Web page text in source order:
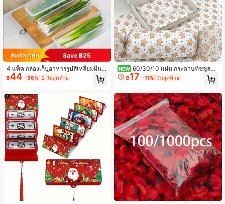
Save ฿25
4 แพ็ค กล่องเก็บอาหารรูปสี่เหลี่ยมผืนผ้
า พลาสติกที่ใช้ซ้ำได้ กล่องจัดระเบียบตู้
เย็น สำหรับหอมใหญ่ พาร์สลีย์ ผักชี กระ
วยมือได้ สิ่งจำเป็นในครัว
฿44 -36% 2 วันสุดท้าย
NEW 60/30/10 แผ่น กระดาษทิชชูลาย
คนขนมปังขิงคริสต์มาส (50 X 35 ซม.)
- ลายคนขนมปังขิง & ลายจุด เหมาะสำ
ปราะบาง & การตกแต่งวันหยุด (รวมลา
ยแถบไม้เท้าลูกกวาด ลายดาวสีน้ำเงิน)
เหมาะสำหรับการห่อของขวัญวันหยุด ก
ารวางแผนงานปาร์ตี้ & การจัดตกแต่งวั
นหยุด
฿17 -11% วันสุดท้าย